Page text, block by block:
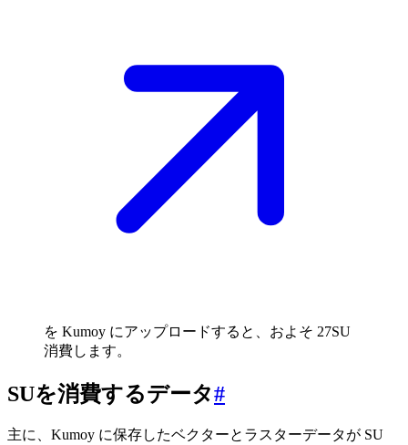
を Kumoy にアップロードすると、およそ 27SU
消費します。
SUを消費するデータ#
主に、Kumoy に保存したベクターとラスターデータが SU